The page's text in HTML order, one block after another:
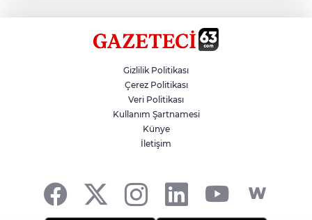
Siverek’te Mahmut Gülel Dönemi
Filistin Konvoyuna Coşkulu Karşılama
Gizlilik Politikası
Çerez Politikası
Veri Politikası
Kullanım Şartnamesi
Künye
İletişim